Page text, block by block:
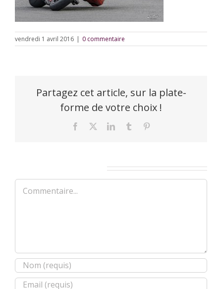
vendredi 1 avril 2016 | 0 commentaire
Partagez cet article, sur la plate-
forme de votre choix !
Facebook LinkedInTumblr
Commentaire